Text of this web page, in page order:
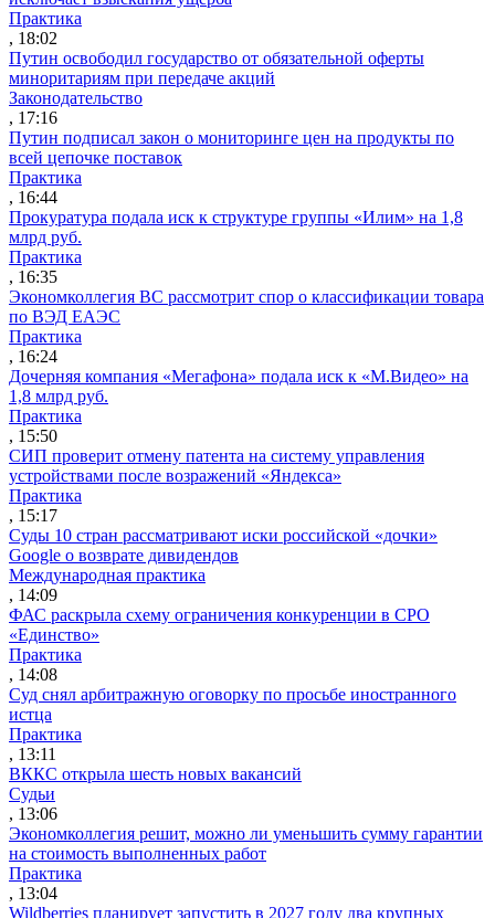
Практика
, 18:02
Путин освободил государство от обязательной оферты
миноритариям при передаче акций
Законодательство
, 17:16
Путин подписал закон о мониторинге цен на продукты по
всей цепочке поставок
Практика
, 16:44
Прокуратура подала иск к структуре группы «Илим» на 1,8
млрд руб.
Практика
, 16:35
Экономколлегия ВС рассмотрит спор о классификации товара
по ВЭД ЕАЭС
Практика
, 16:24
Дочерняя компания «Мегафона» подала иск к «М.Видео» на
1,8 млрд руб.
Практика
, 15:50
СИП проверит отмену патента на систему управления
устройствами после возражений «Яндекса»
Практика
, 15:17
Суды 10 стран рассматривают иски российской «дочки»
Google о возврате дивидендов
Международная практика
, 14:09
ФАС раскрыла схему ограничения конкуренции в СРО
«Единство»
Практика
, 14:08
Суд снял арбитражную оговорку по просьбе иностранного
истца
Практика
, 13:11
ВККС открыла шесть новых вакансий
Судьи
, 13:06
Экономколлегия решит, можно ли уменьшить сумму гарантии
на стоимость выполненных работ
Практика
, 13:04
Wildberries планирует запустить в 2027 году два крупных